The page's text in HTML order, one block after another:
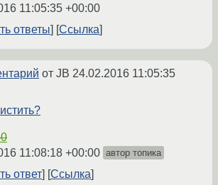
11:05:35 +00:00
ответы
Ссылка
от JB 24.02.2016 11:05:35
11:08:18 +00:00 автор топика
ответ Ссылка